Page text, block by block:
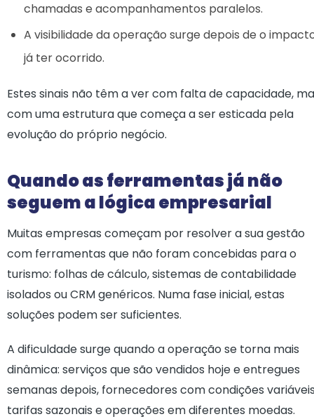
chamadas e acompanhamentos paralelos.
A visibilidade da operação surge depois de o
já ter ocorrido.
Estes sinais não têm a ver com falta de capacidade,
com uma estrutura que começa a ser esticada pela
evolução do próprio negócio.
Quando as ferramentas já não
seguem a lógica empresarial
Muitas empresas começam por resolver a sua gestão
com ferramentas que não foram concebidas para o
turismo: folhas de cálculo, sistemas de contabilidade
isolados ou CRM genéricos. Numa fase inicial, estas
soluções podem ser suficientes.
A dificuldade surge quando a operação se torna mais
dinâmica: serviços que são vendidos hoje e entregues
semanas depois, fornecedores com condições
tarifas sazonais e operações em diferentes moedas.